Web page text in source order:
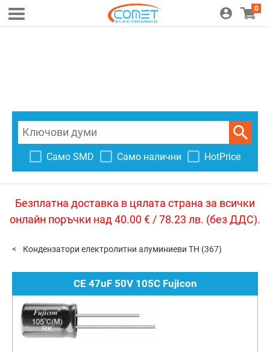
0
Само SMD Само налични HotPrice
Безплатна доставка в цялата страна за всички
онлайн поръчки над 40.00 € / 78.23 лв. (без ДДС).
Кондензатори електролитни алуминиеви TH (367)
CE 47uF 50V 105C Fujicon